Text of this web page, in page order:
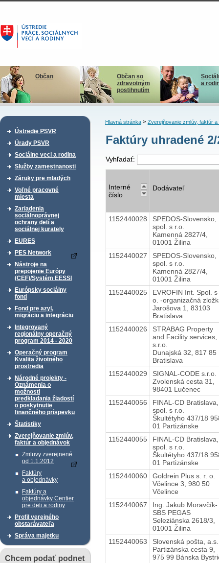
Občan
Občan so
zdravotným
postihnutím
a
Ústredie PSVR
Úrady PSVR
Sociálne veci a rodina
Služby zamestnanosti
Záruky pre mladých
Voľné pracovné
miesta
Zariadenia
sociálnoprávnej
ochrany detí a
sociálnej kurately
EURES
PES Network
Nástroje na
prepojenie Európy
(CEF)/Systém EESSI
Európsky sociálny
fond
Fond pre azyl,
migráciu a integráciu
Integrovaný
regionálny operačný
program 2014 - 2020
Operačný program
Kvalita životného
prostredia
Národné projekty -
Oznámenia o
možnosti
predkladania žiadostí
o poskytnutie
finančného príspevku
Štatistiky
Zverejňovanie zmlúv,
faktúr a objednávok
Zmluvy zverejnené
od 1.1.2012
Faktúry
a objednávky
Faktúry a
objednávky Centier
pre deti a rodiny
Profil verejného
obstarávateľa
Správa majetku
Chcem podať podnet
Hlavná stránka> Zverejňovanie zmlúv, faktúr a
Faktúry uhradené
Vyhľadať:
Interné
číslo
Dodávateľ
1152440028
SPEDOS-Slovensko,
spol. s r.o.
Kamenná 2827/4,
01001 Žilina
1152440027
SPEDOS-Slovensko,
spol. s r.o.
Kamenná 2827/4,
01001 Žilina
1152440025
EVROFIN Int. Spol. s
o. -organizačná
Jarošova 1, 83103
Bratislava
1152440026
STRABAG Property
and Facility services,
s.r.o.
Dunajská 32, 817 85
Bratislava
1152440029
SIGNAL-CODE s.r.o.
Zvolenská cesta 31,
98401 Lučenec
1152440056
FINAL-CD Bratislava,
spol. s r.o.
Škultétyho 437/18
01 Partizánske
1152440055
FINAL-CD Bratislava,
spol. s r.o.
Škultétyho 437/18
01 Partizánske
1152440060
Goldrein Plus s. r. o.
Včelince 3, 980 50
Včelince
1152440067
Ing. Jakub Moravčík-
SBS PEGAS
Seleziánska 2618/3,
01001 Žilina
1152440063
Slovenská pošta, a.s.
Partizánska cesta 9,
975 99 Bánska